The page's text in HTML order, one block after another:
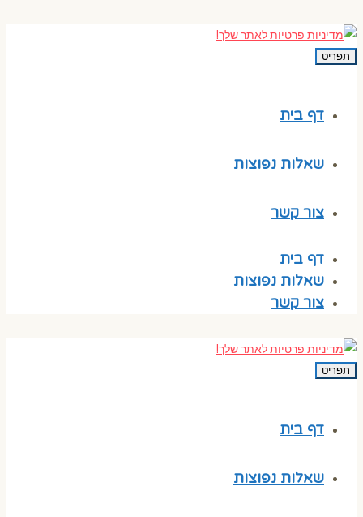
תפריט
דף בית
שאלות נפוצות
צור קשר
דף בית
שאלות נפוצות
צור קשר
תפריט
דף בית
שאלות נפוצות